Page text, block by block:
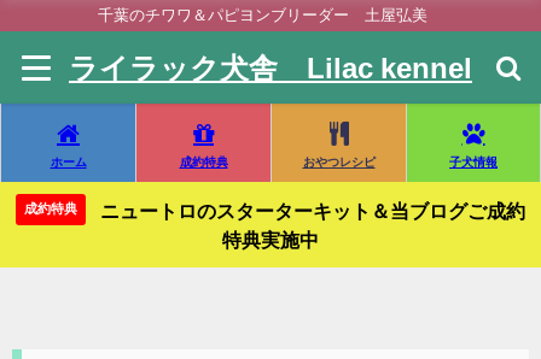
千葉のチワワ＆パピヨンブリーダー 土屋弘美
ライラック犬舎 Lilac kennel
ホーム 成約特典 おやつレシピ 子犬情報
成約特典
ニュートロのスターターキット＆当ブログご成約
特典実施中